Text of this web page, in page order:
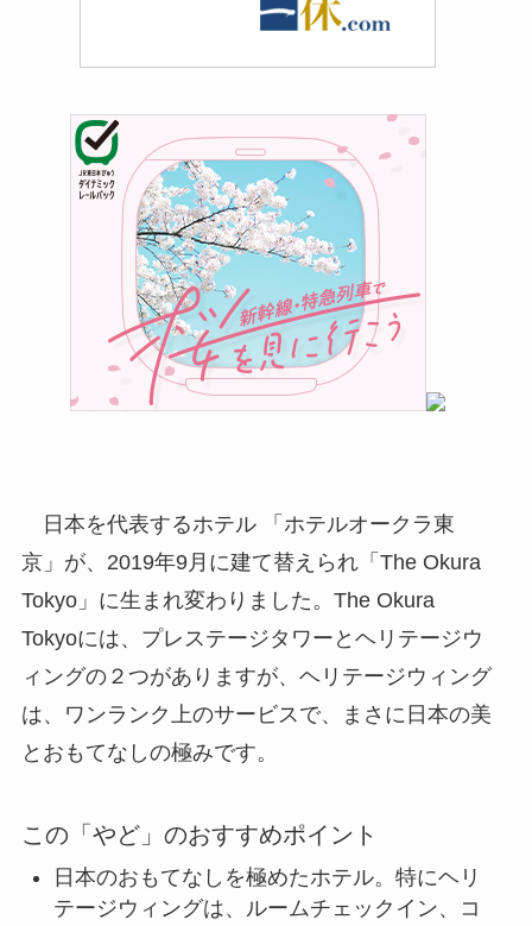
日本を代表するホテル 「ホテルオークラ東
京」が、2019年9月に建て替えられ「The Okura
Tokyo」に生まれ変わりました。The Okura
Tokyoには、プレステージタワーとヘリテージウ
ィングの２つがありますが、ヘリテージウィング
は、ワンランク上のサービスで、まさに日本の美
とおもてなしの極みです。
この「やど」のおすすめポイント
日本のおもてなしを極めたホテル。特にヘリ
テージウィングは、ルームチェックイン、コ